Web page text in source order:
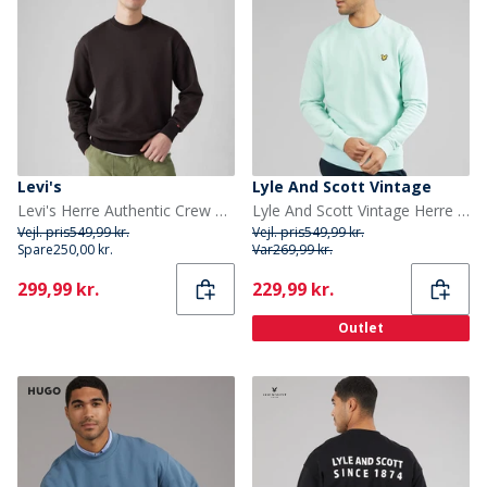
Levi's
Levi's Herre Authentic Crew Sweatshirt Black Agate Garment Dye
Vejl. pris549,99 kr.
Spare250,00 kr.
Current
299,99 kr.
Lyle And Scott Vintage
Lyle And Scott Vintage Herre rundhalset sweatshirt Future Blue
Vejl. pris549,99 kr.
Var269,99 kr.
Current
229,99 kr.
Outlet